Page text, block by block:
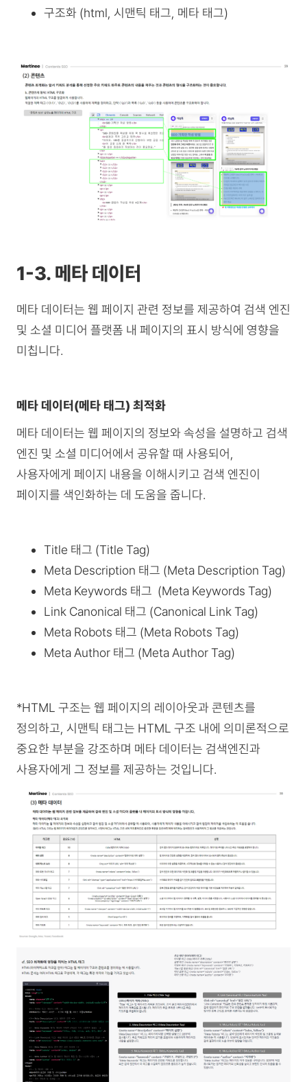
구조화 (html, 시맨틱 태그, 메타 태그)
1-3. 메타 데이터
메타 데이터는 웹 페이지 관련 정보를 제공하여 검색 엔진
및 소셜 미디어 플랫폼 내 페이지의 표시 방식에 영향을
미칩니다.
메타 데이터(메타 태그) 최적화
메타 데이터는 웹 페이지의 정보와 속성을 설명하고 검색
엔진 및 소셜 미디어에서 공유할 때 사용되어,
사용자에게 페이지 내용을 이해시키고 검색 엔진이
페이지를 색인화하는 데 도움을 줍니다.
Title 태그 (Title Tag)
Meta Description 태그 (Meta Description Tag)
Meta Keywords 태그 (Meta Keywords Tag)
Link Canonical 태그 (Canonical Link Tag)
Meta Robots 태그 (Meta Robots Tag)
Meta Author 태그 (Meta Author Tag)
*HTML 구조는 웹 페이지의 레이아웃과 콘텐츠를
정의하고, 시맨틱 태그는 HTML 구조 내에 의미론적으로
중요한 부분을 강조하며 메타 데이터는 검색엔진과
사용자에게 그 정보를 제공하는 것입니다.